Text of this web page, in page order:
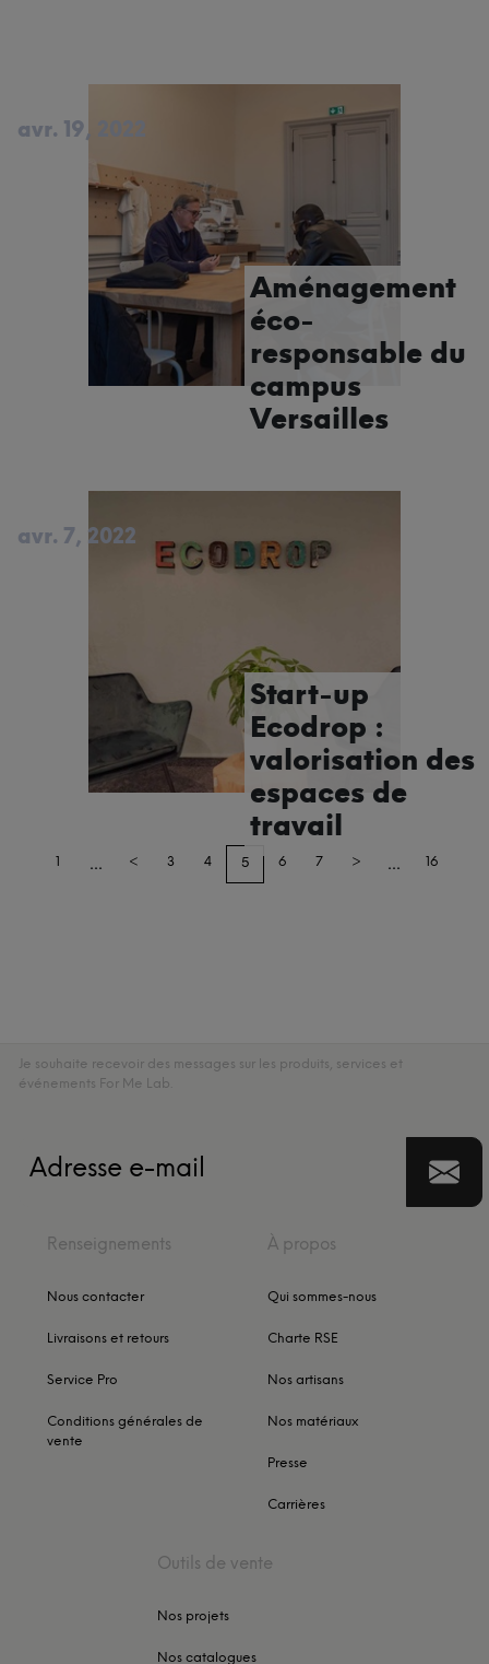
Aménagement
éco-
responsable du
campus
Versailles
avr. 19, 2022
Start-up
Ecodrop :
valorisation des
espaces de
travail
avr. 7, 2022
1 ... < 3 4 5 6 7 > ... 16
Je souhaite recevoir des messages sur les produits, services et
événements For Me Lab.
Renseignements
Nous contacter
Livraisons et retours
Service Pro
Conditions générales de
vente
À propos
Qui sommes-nous
Charte RSE
Nos artisans
Nos matériaux
Presse
Carrières
Outils de vente
Nos projets
Nos catalogues